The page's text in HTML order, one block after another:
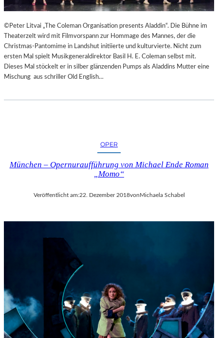
©Peter Litvai „The Coleman Organisation presents Aladdin“. Die Bühne im
Theaterzelt wird mit Filmvorspann zur Hommage des Mannes, der die
Christmas-Pantomime in Landshut initiierte und kulturvierte. Nicht zum
ersten Mal spielt Musikgeneraldirektor Basil H. E. Coleman selbst mit.
Dieses Mal stöckelt er in silber glänzenden Pumps als Aladdins Mutter eine
Mischung aus schriller Old English…
OPER
München – Opernuraufführung von Michael Ende Roman
„Momo“
Veröffentlicht am:22. Dezember 2018vonMichaela Schabel